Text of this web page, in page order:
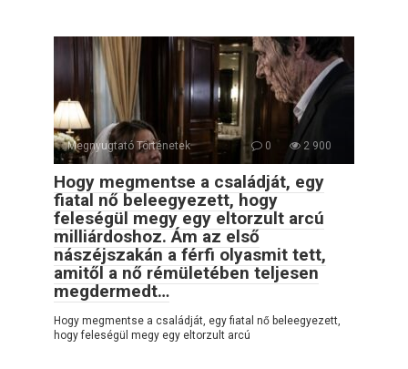
Megnyugtató Történetek 0 2 900
Hogy megmentse a családját, egy
fiatal nő beleegyezett, hogy
feleségül megy egy eltorzult arcú
milliárdoshoz. Ám az első
nászéjszakán a férfi olyasmit tett,
amitől a nő rémületében teljesen
megdermedt…
Hogy megmentse a családját, egy fiatal nő beleegyezett,
hogy feleségül megy egy eltorzult arcú